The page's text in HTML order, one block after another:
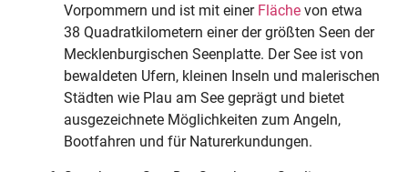
Vorpommern und ist mit einer Fläche von etwa
38 Quadratkilometern einer der größten Seen der
Mecklenburgischen Seenplatte. Der See ist von
bewaldeten Ufern, kleinen Inseln und malerischen
Städten wie Plau am See geprägt und bietet
ausgezeichnete Möglichkeiten zum Angeln,
Bootfahren und für Naturerkundungen.